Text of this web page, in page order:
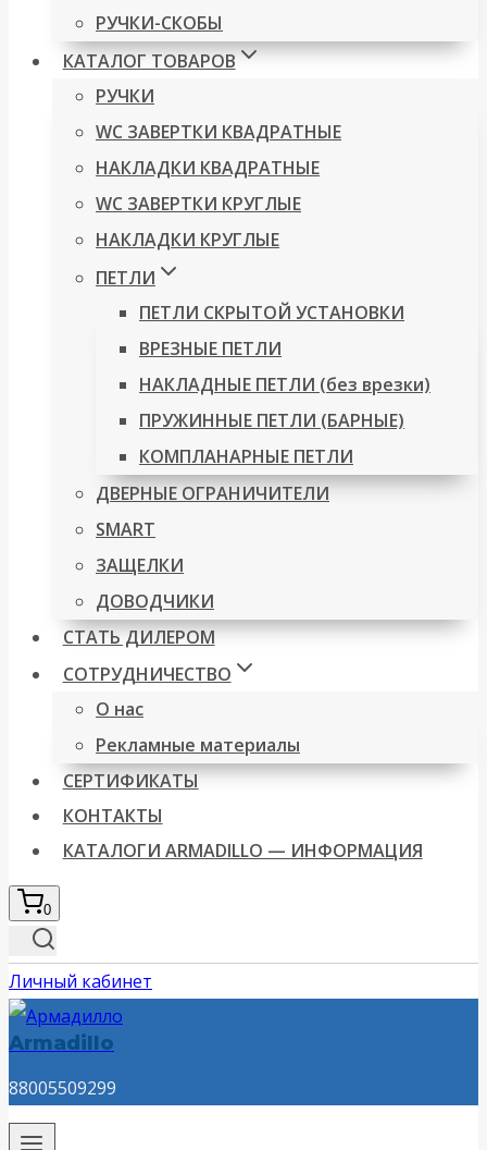
РУЧКИ-СКОБЫ
КАТАЛОГ ТОВАРОВ
РУЧКИ
WC ЗАВЕРТКИ КВАДРАТНЫЕ
НАКЛАДКИ КВАДРАТНЫЕ
WC ЗАВЕРТКИ КРУГЛЫЕ
НАКЛАДКИ КРУГЛЫЕ
ПЕТЛИ
ПЕТЛИ СКРЫТОЙ УСТАНОВКИ
ВРЕЗНЫЕ ПЕТЛИ
НАКЛАДНЫЕ ПЕТЛИ (без врезки)
ПРУЖИННЫЕ ПЕТЛИ (БАРНЫЕ)
КОМПЛАНАРНЫЕ ПЕТЛИ
ДВЕРНЫЕ ОГРАНИЧИТЕЛИ
SMART
ЗАЩЕЛКИ
ДОВОДЧИКИ
СТАТЬ ДИЛЕРОМ
СОТРУДНИЧЕСТВО
О нас
Рекламные материалы
СЕРТИФИКАТЫ
КОНТАКТЫ
КАТАЛОГИ ARMADILLO — ИНФОРМАЦИЯ
0
Личный кабинет
Armadillo
88005509299